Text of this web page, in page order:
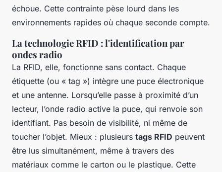
échoue. Cette contrainte pèse lourd dans les
environnements rapides où chaque seconde compte.
La technologie RFID : l'identification par
ondes radio
La RFID, elle, fonctionne sans contact. Chaque
étiquette (ou « tag ») intègre une puce électronique
et une antenne. Lorsqu’elle passe à proximité d’un
lecteur, l’onde radio active la puce, qui renvoie son
identifiant. Pas besoin de visibilité, ni même de
toucher l’objet. Mieux : plusieurs tags RFID peuvent
être lus simultanément, même à travers des
matériaux comme le carton ou le plastique. Cette